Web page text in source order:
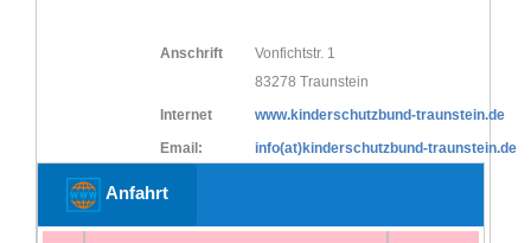
Anschrift
Vonfichtstr. 1
83278 Traunstein
Internet
www.kinderschutzbund-traunstein.de
Email:
info(at)kinderschutzbund-traunstein.de
Anfahrt